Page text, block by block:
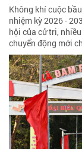
Không khí cuộc
nhiệm kỳ 2026 -
hội của cử tri,
chuyển động mới